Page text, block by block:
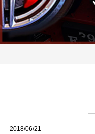
2018/06/21